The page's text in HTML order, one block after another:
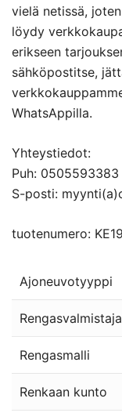
vielä netissä,
löydy
erikseen
sähköpostitse,
WhatsAppilla.
Yhteystiedot:
Puh: 0505593383
S-posti:
tuotenumero:
Ajoneuvotyyppi
Rengasvalmistaja
Rengasmalli
Renkaan kunto